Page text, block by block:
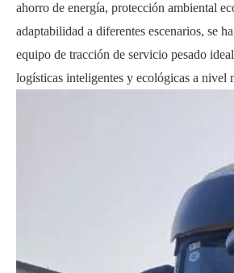
ahorro de energía, protección ambiental
adaptabilidad a diferentes escenarios, se
equipo de tracción de servicio pesado
logísticas inteligentes y ecológicas a nivel